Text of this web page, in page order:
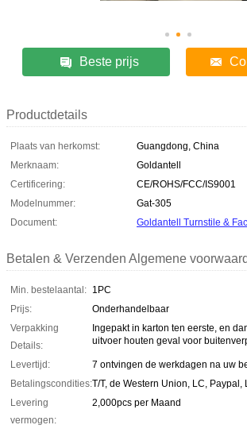
Beste prijs
Productdetails
Plaats van herkomst:
Guangdong, China
Merknaam:
Goldantell
Certificering:
CE/ROHS/FCC/IS9001
Modelnummer:
Gat-305
Document:
Goldantell Turnstile &
Betalen & Verzenden Algemene
Min. bestelaantal: 1PC
Prijs:
Onderhandelbaar
Verpakking
Details:
Ingepakt in karton ten eerste, en
uitvoer houten geval voor
Levertijd:
7 ontvingen de werkdagen na uw
Betalingscondities:T/T, de Western Union, LC, Paypal,
Levering
vermogen:
2,000pcs per Maand